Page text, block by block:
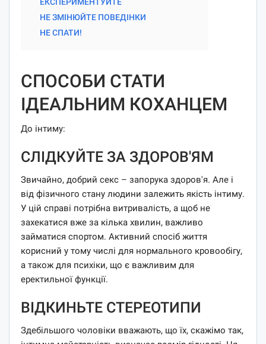
НЕ ЗМІНЮЙТЕ ПОВЕДІНКИ
НЕ СПАТИ!
СПОСОБИ СТАТИ
ІДЕАЛЬНИМ КОХАНЦЕМ
До інтиму:
СЛІДКУЙТЕ ЗА ЗДОРОВ'ЯМ
Звичайно, добрий секс – запорука здоров'я. Але і
від фізичного стану людини залежить якість інтиму.
У цій справі потрібна витривалість, а щоб не
захекатися вже за кілька хвилин, важливо
займатися спортом. Активний спосіб життя
корисний у тому числі для нормального кровообігу,
а також для психіки, що є важливим для
еректильної функції.
ВІДКИНЬТЕ СТЕРЕОТИПИ
Здебільшого чоловіки вважають, що їх, скажімо так,